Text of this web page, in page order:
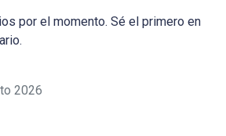
por el momento. Sé el primero en
2026